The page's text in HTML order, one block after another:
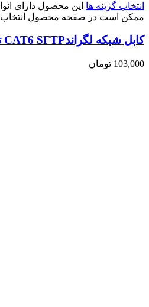
انتخاب گزینه ها این محصول دارای
ممکن است در صفحه محصول انتخاب
کابل شبکه لگراندCAT6 SFTP تست پیرمننت PVC IR1
103,000 تومان